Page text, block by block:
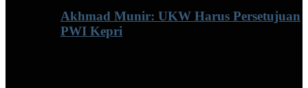
Akhmad Munir: UKW Harus Persetujuan
PWI Kepri